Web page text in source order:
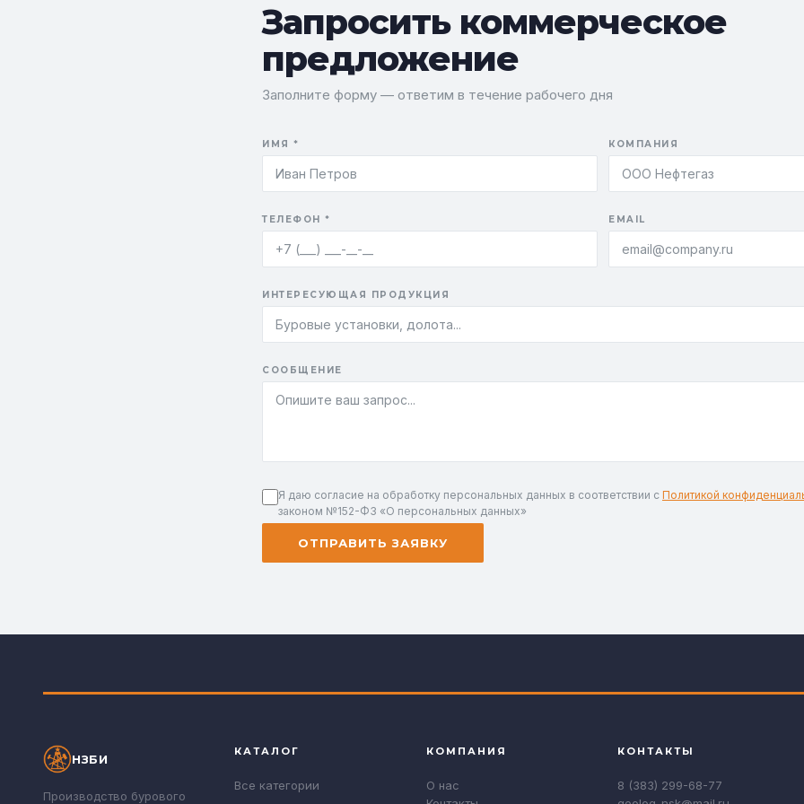
Запросить коммерческое
предложение
Заполните форму — ответим в течение рабочего дня
ИМЯ * КОМПАНИЯ
ТЕЛЕФОН * EMAIL
ИНТЕРЕСУЮЩАЯ ПРОДУКЦИЯ
СООБЩЕНИЕ
Я даю согласие на обработку персональных данных в соответствии с Политикой
законом №152-ФЗ «О персональных данных»
ОТПРАВИТЬ ЗАЯВКУ
НЗБИ
Производство бурового
КАТАЛОГ
Все категории
КОМПАНИЯ
О нас
КОНТАКТЫ
8 (383) 299-68-77